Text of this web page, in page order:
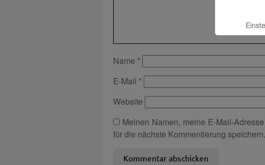
Name *
E-Mail *
Website
Meinen Namen, meine E-Mail-
für die nächste Kommentierung speichern.